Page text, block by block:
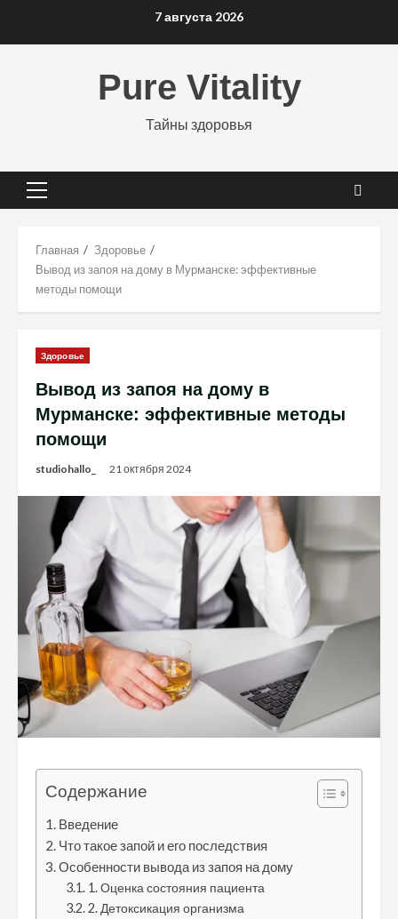
7 августа 2026
Pure Vitality
Тайны здоровья
Основное
Главная
Здоровье
Вывод из запоя на дому в Мурманске: эффективные
методы помощи
Здоровье
Вывод из запоя на дому в
Мурманске: эффективные методы
помощи
studiohallo_ 21 октября 2024
Содержание
Введение
Что такое запой и его последствия
Особенности вывода из запоя на дому
1. Оценка состояния пациента
2. Детоксикация организма